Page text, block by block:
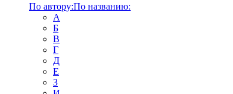
По автору:По названию:
А
Б
В
Г
Д
Е
З